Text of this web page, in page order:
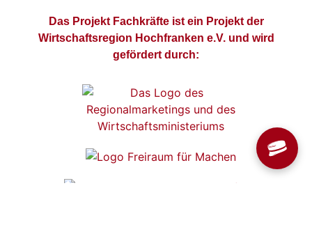
Das Projekt Fachkräfte ist ein Projekt der
Wirtschaftsregion Hochfranken e.V. und wird
gefördert durch: